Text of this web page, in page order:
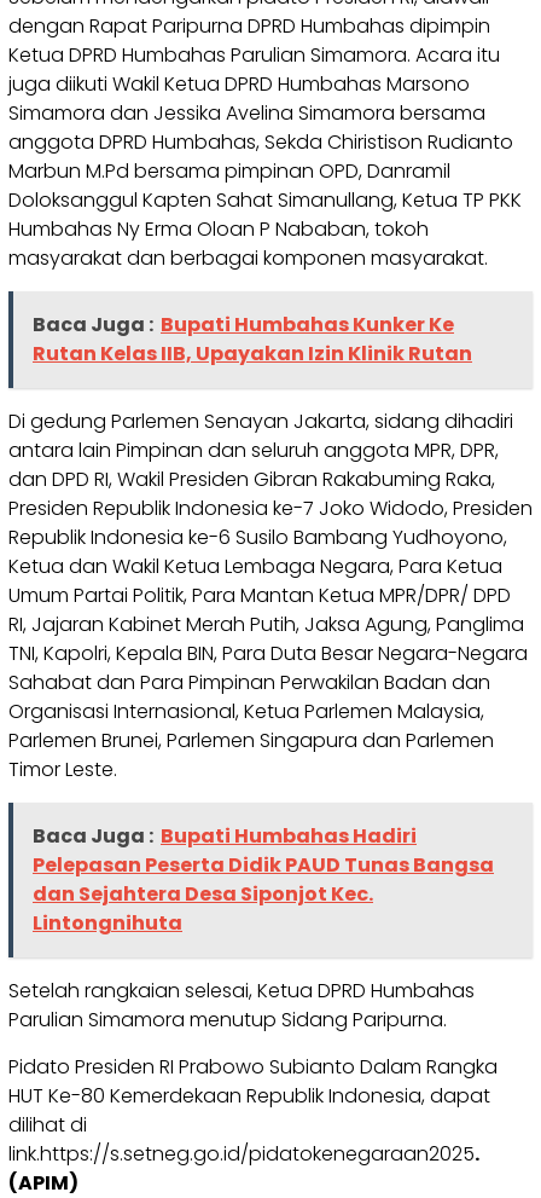
dengan Rapat Paripurna DPRD Humbahas dipimpin
Ketua DPRD Humbahas Parulian Simamora. Acara itu
juga diikuti Wakil Ketua DPRD Humbahas Marsono
Simamora dan Jessika Avelina Simamora bersama
anggota DPRD Humbahas, Sekda Chiristison Rudianto
Marbun M.Pd bersama pimpinan OPD, Danramil
Doloksanggul Kapten Sahat Simanullang, Ketua TP PKK
Humbahas Ny Erma Oloan P Nababan, tokoh
masyarakat dan berbagai komponen masyarakat.
Baca Juga : Bupati Humbahas Kunker Ke
Rutan Kelas IIB, Upayakan Izin Klinik Rutan
Di gedung Parlemen Senayan Jakarta, sidang dihadiri
antara lain Pimpinan dan seluruh anggota MPR, DPR,
dan DPD RI, Wakil Presiden Gibran Rakabuming Raka,
Presiden Republik Indonesia ke-7 Joko Widodo, Presiden
Republik Indonesia ke-6 Susilo Bambang Yudhoyono,
Ketua dan Wakil Ketua Lembaga Negara, Para Ketua
Umum Partai Politik, Para Mantan Ketua MPR/DPR/ DPD
RI, Jajaran Kabinet Merah Putih, Jaksa Agung, Panglima
TNI, Kapolri, Kepala BIN, Para Duta Besar Negara-Negara
Sahabat dan Para Pimpinan Perwakilan Badan dan
Organisasi Internasional, Ketua Parlemen Malaysia,
Parlemen Brunei, Parlemen Singapura dan Parlemen
Timor Leste.
Baca Juga : Bupati Humbahas Hadiri
Pelepasan Peserta Didik PAUD Tunas Bangsa
dan Sejahtera Desa Siponjot Kec.
Lintongnihuta
Setelah rangkaian selesai, Ketua DPRD Humbahas
Parulian Simamora menutup Sidang Paripurna.
Pidato Presiden RI Prabowo Subianto Dalam Rangka
HUT Ke-80 Kemerdekaan Republik Indonesia, dapat
dilihat di
link.https://s.setneg.go.id/pidatokenegaraan2025.
(APIM)